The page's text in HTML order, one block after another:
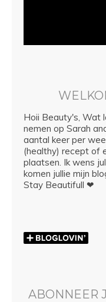
Hoii Beauty's, Wat
nemen op Sarah
aantal keer per
(healthy) recept of
plaatsen. Ik wens
komen jullie mijn
Stay Beautifull ❤
ABONNEER